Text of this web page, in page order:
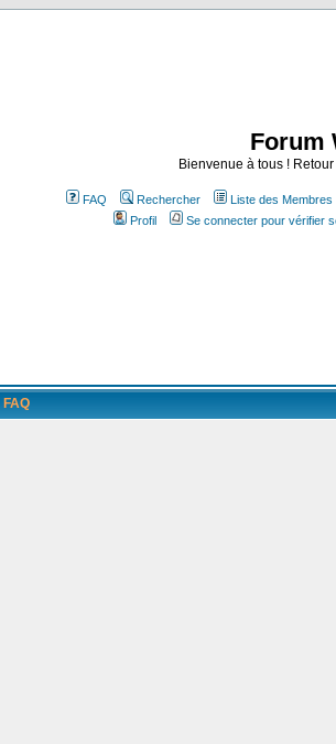
Forum
Bienvenue à tous !
FAQ Rechercher Liste des Membres
Profil
Se connecter pour vérifier
FAQ